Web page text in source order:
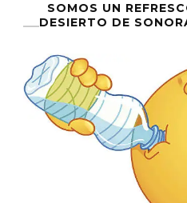
SOMOS UN
DESIERTO DE